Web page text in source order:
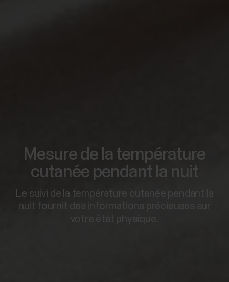
Mesure de la température
cutanée pendant la nuit
Le suivi de la température cutanée pendant la
nuit fournit des informations précieuses sur
votre état physique.